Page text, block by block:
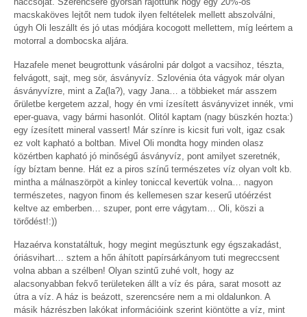
macskaköves lejtőt nem tudok ilyen feltételek mellett abszolválni,
úgyh Oli leszállt és jó utas módjára kocogott mellettem, míg leértem a
motorral a dombocska aljára.
Hazafele menet beugrottunk vásárolni pár dolgot a vacsihoz, tészta,
felvágott, sajt, meg sör, ásványvíz. Szlovénia óta vágyok már olyan
ásványvízre, mint a Za(la?), vagy Jana… a többieket már asszem
őrületbe kergetem azzal, hogy én vmi ízesített ásványvizet innék, vmi
eper-guava, vagy bármi hasonlót. Olitól kaptam (nagy büszkén hozta:)
egy ízesített mineral vassert! Már színre is kicsit furi volt, igaz csak
ez volt kapható a boltban. Mivel Oli mondta hogy minden olasz
közértben kapható jó minőségű ásványvíz, pont amilyet szeretnék,
így bíztam benne. Hát ez a piros színű természetes víz olyan volt kb.
mintha a málnaszörpöt a kinley toniccal kevertük volna… nagyon
természetes, nagyon finom és kellemesen szar keserű utóérzést
keltve az emberben… szuper, pont erre vágytam… Oli, köszi a
törődést!:))
Hazaérva konstatáltuk, hogy megint megúsztunk egy égszakadást,
óriásvihart… sztem a hőn áhított papírsárkányom tuti megreccsent
volna abban a szélben! Olyan szintű zuhé volt, hogy az
alacsonyabban fekvő területeken állt a víz és pára, sarat mosott az
útra a víz. A ház is beázott, szerencsére nem a mi oldalunkon. A
másik házrészben lakókat információink szerint kiöntötte a víz, mint